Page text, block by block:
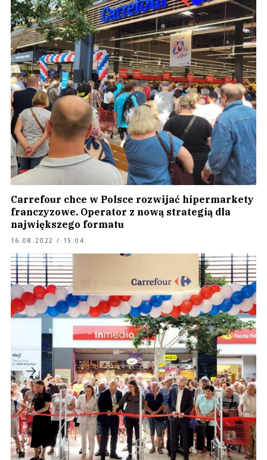
Carrefour chce w Polsce rozwijać hipermarkety
franczyzowe. Operator z nową strategią dla
największego formatu
16.08.2022 / 15:04